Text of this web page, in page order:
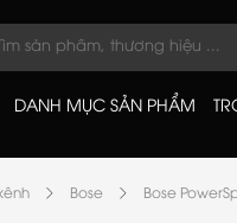
DANH MỤC SẢN PHẨM
Bose Bose